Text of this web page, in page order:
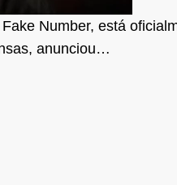
Number, está
anunciou…